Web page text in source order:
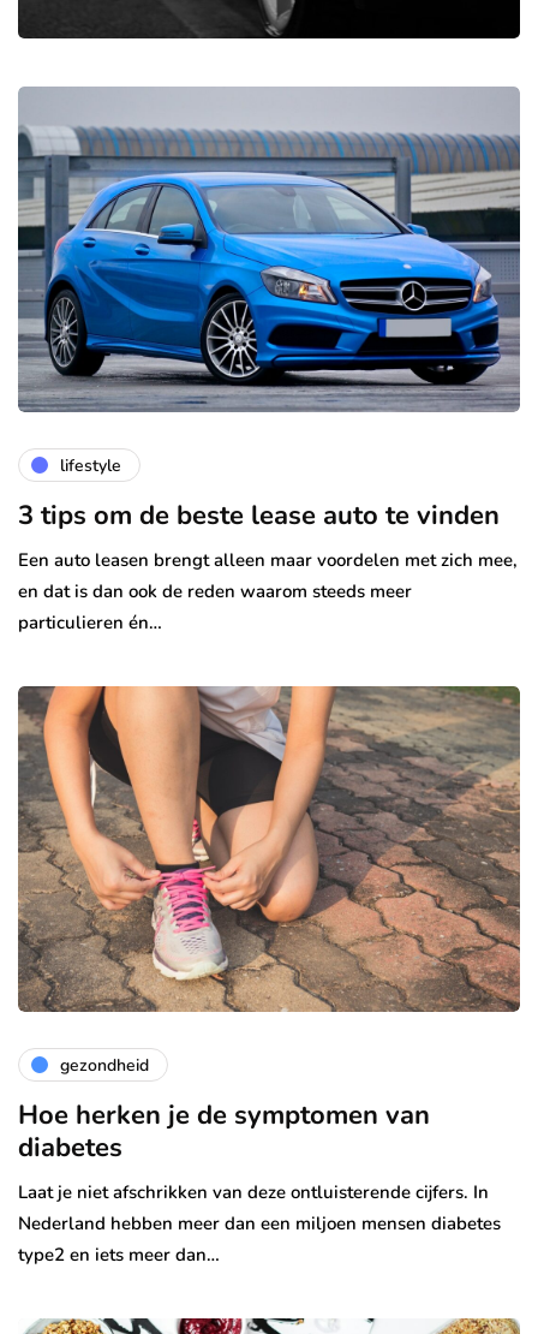
lifestyle
3 tips om de beste lease auto te vinden
Een auto leasen brengt alleen maar voordelen met zich mee,
en dat is dan ook de reden waarom steeds meer
particulieren én…
gezondheid
Hoe herken je de symptomen van
diabetes
Laat je niet afschrikken van deze ontluisterende cijfers. In
Nederland hebben meer dan een miljoen mensen diabetes
type2 en iets meer dan…